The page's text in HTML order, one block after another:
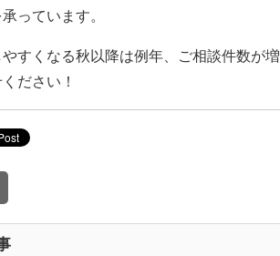
っています。
すくなる秋以降は例年、ご相談件数が
ださい！